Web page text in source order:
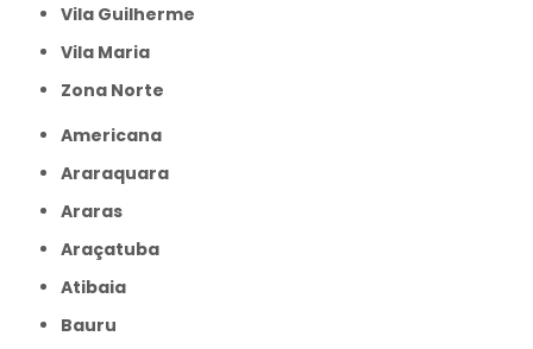
Vila Guilherme
Vila Maria
Zona Norte
Americana
Araraquara
Araras
Araçatuba
Atibaia
Bauru